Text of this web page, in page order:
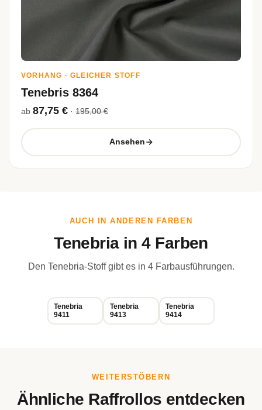
VORHANG · GLEICHER STOFF
Tenebris 8364
ab 87,75 € · 195,00 €
Ansehen
AUCH IN ANDEREN FARBEN
Tenebria in 4 Farben
Den Tenebria-Stoff gibt es in 4 Farbausführungen.
Tenebria
9411
Tenebria
9413
Tenebria
9414
WEITERSTÖBERN
Ähnliche Raffrollos entdecken